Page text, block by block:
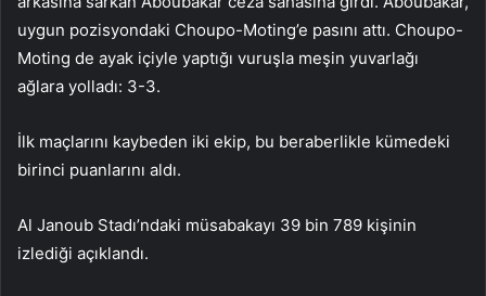
uygun pozisyondaki Choupo-Moting’e pasını attı. Choupo-
Moting de ayak içiyle yaptığı vuruşla meşin yuvarlağı
ağlara yolladı: 3-3.
İlk maçlarını kaybeden iki ekip, bu beraberlikle kümedeki
birinci puanlarını aldı.
Al Janoub Stadı’ndaki müsabakayı 39 bin 789 kişinin
izlediği açıklandı.